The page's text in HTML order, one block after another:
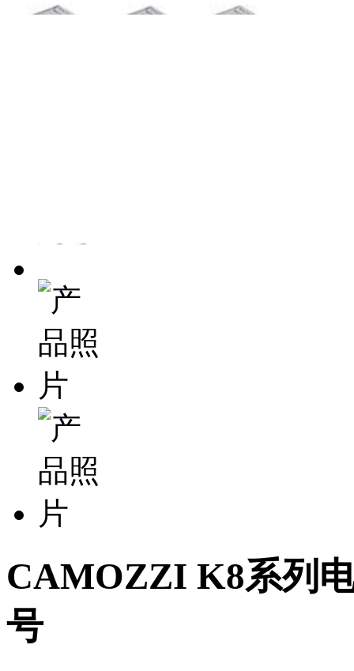
CAMOZZI K8系列
号